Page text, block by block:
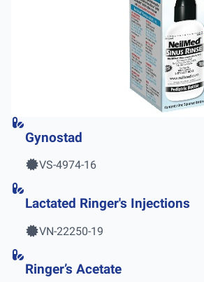
Gynostad
VS-4974-16
Lactated Ringer's Injections
VN-22250-19
Ringer’s Acetate